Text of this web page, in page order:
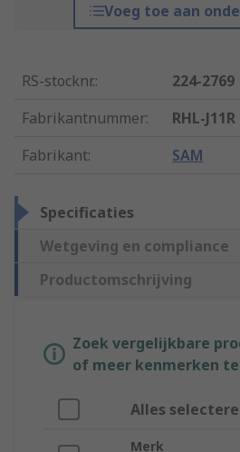
Voeg toe aan
RS-stocknr.:
224-2769
Fabrikantnummer:
RHL-J11R
Fabrikant: SAM
Specificaties
Wetgeving en compliance
Productomschrijving
Zoek vergelijkbare
of meer kenmerken
Alles
Merk